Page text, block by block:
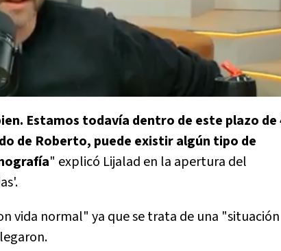
Estamos todavía dentro de este plazo de
de Roberto, puede existir algún tipo de
" explicó Lijalad en la apertura del
vida normal" ya que se trata de una "situación